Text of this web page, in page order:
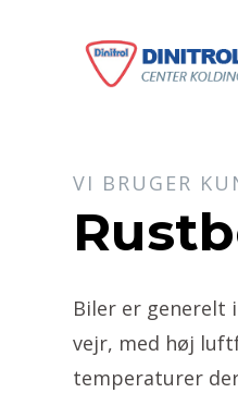
VI BRUGER
Biler er generelt
vejr, med høj
temperaturer